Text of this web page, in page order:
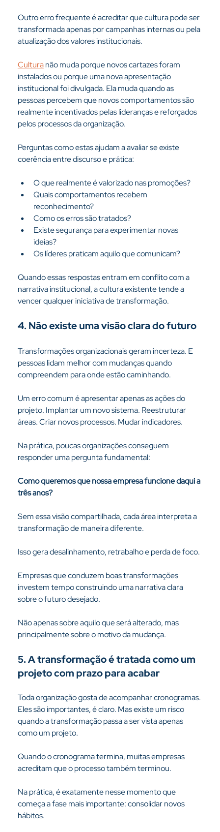
Outro erro frequente é acreditar que cultura pode ser
transformada apenas por campanhas internas ou pela
atualização dos valores institucionais.
Cultura não muda porque novos cartazes foram
instalados ou porque uma nova apresentação
institucional foi divulgada. Ela muda quando as
pessoas percebem que novos comportamentos são
realmente incentivados pelas lideranças e reforçados
pelos processos da organização.
Perguntas como estas ajudam a avaliar se existe
coerência entre discurso e prática:
O que realmente é valorizado nas promoções?
Quais comportamentos recebem
reconhecimento?
Como os erros são tratados?
Existe segurança para experimentar novas
ideias?
Os líderes praticam aquilo que comunicam?
Quando essas respostas entram em conflito com a
narrativa institucional, a cultura existente tende a
vencer qualquer iniciativa de transformação.
4. Não existe uma visão clara do futuro
Transformações organizacionais geram incerteza. E
pessoas lidam melhor com mudanças quando
compreendem para onde estão caminhando.
Um erro comum é apresentar apenas as ações do
projeto. Implantar um novo sistema. Reestruturar
áreas. Criar novos processos. Mudar indicadores.
Na prática, poucas organizações conseguem
responder uma pergunta fundamental:
Como queremos que nossa empresa funcione daqui a
três anos?
Sem essa visão compartilhada, cada área interpreta a
transformação de maneira diferente.
Isso gera desalinhamento, retrabalho e perda de foco.
Empresas que conduzem boas transformações
investem tempo construindo uma narrativa clara
sobre o futuro desejado.
Não apenas sobre aquilo que será alterado, mas
principalmente sobre o motivo da mudança.
5. A transformação é tratada como um
projeto com prazo para acabar
Toda organização gosta de acompanhar cronogramas.
Eles são importantes, é claro. Mas existe um risco
quando a transformação passa a ser vista apenas
como um projeto.
Quando o cronograma termina, muitas empresas
acreditam que o processo também terminou.
Na prática, é exatamente nesse momento que
começa a fase mais importante: consolidar novos
hábitos.